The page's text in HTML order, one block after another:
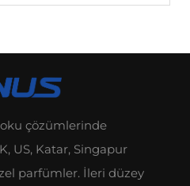
çözümlerinde
US, Katar, Singapur
parfümler. İleri düzey